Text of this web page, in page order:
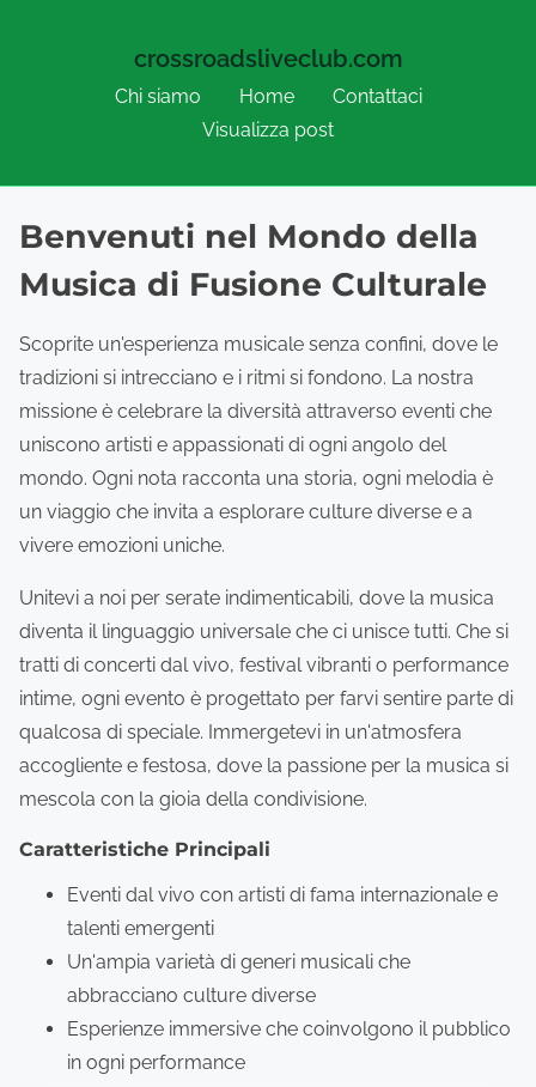
crossroadsliveclub.com
Chi siamo Home
Contattaci
Visualizza post
Skip to content
Benvenuti nel Mondo della
Musica di Fusione Culturale
Scoprite un'esperienza musicale senza confini, dove le
tradizioni si intrecciano e i ritmi si fondono. La nostra
missione è celebrare la diversità attraverso eventi che
uniscono artisti e appassionati di ogni angolo del
mondo. Ogni nota racconta una storia, ogni melodia è
un viaggio che invita a esplorare culture diverse e a
vivere emozioni uniche.
Unitevi a noi per serate indimenticabili, dove la musica
diventa il linguaggio universale che ci unisce tutti. Che si
tratti di concerti dal vivo, festival vibranti o performance
intime, ogni evento è progettato per farvi sentire parte di
qualcosa di speciale. Immergetevi in un'atmosfera
accogliente e festosa, dove la passione per la musica si
mescola con la gioia della condivisione.
Caratteristiche Principali
Eventi dal vivo con artisti di fama internazionale e
talenti emergenti
Un'ampia varietà di generi musicali che
abbracciano culture diverse
Esperienze immersive che coinvolgono il pubblico
in ogni performance